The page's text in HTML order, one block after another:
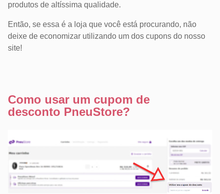
produtos de altíssima qualidade.
Então, se essa é a loja que você está procurando, não
deixe de economizar utilizando um dos cupons do nosso
site!
Como usar um cupom de
desconto PneuStore?